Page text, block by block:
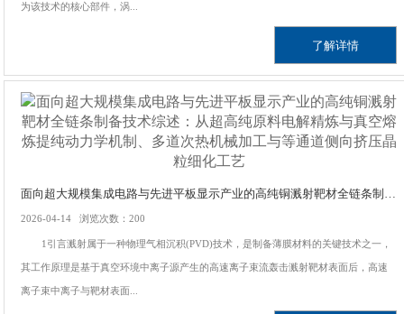
为该技术的核心部件，涡...
了解详情
面向超大规模集成电路与先进平板显示产业的高纯铜溅射靶材全链条制备技术综述：从超高纯原料电解精炼与真空熔炼提纯动力学机制、多道次热机械加工与等通道侧向挤压晶粒细化工艺
2026-04-14 浏览次数：200
1引言溅射属于一种物理气相沉积(PVD)技术，是制备薄膜材料的关键技术之一，
其工作原理是基于真空环境中离子源产生的高速离子束流轰击溅射靶材表面后，高速
离子束中离子与靶材表面...